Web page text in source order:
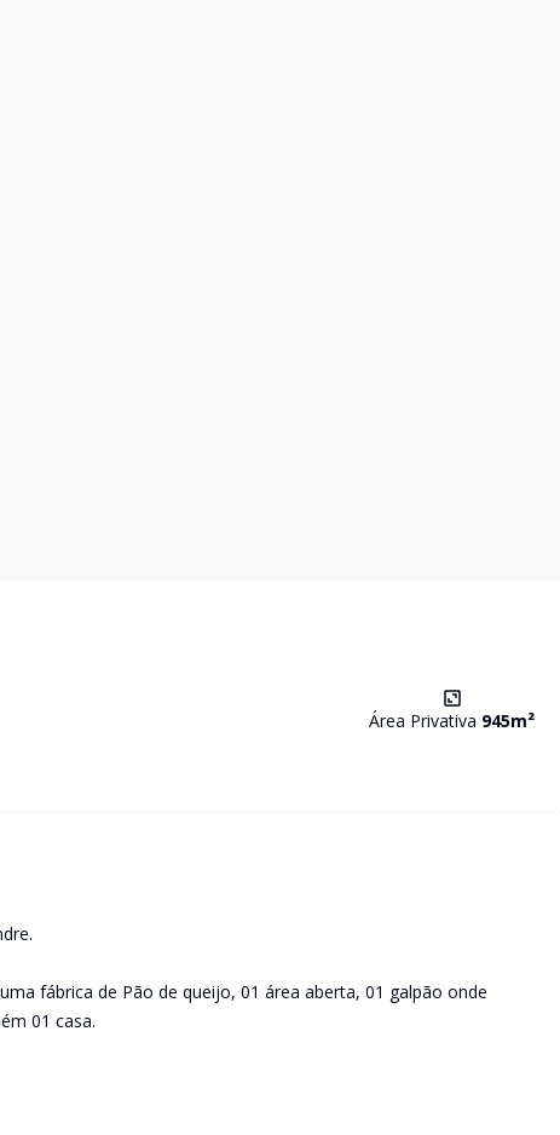
Área Privativa 945m²
fábrica de Pão de queijo, 01 área aberta, 01 galpão onde
01 casa.